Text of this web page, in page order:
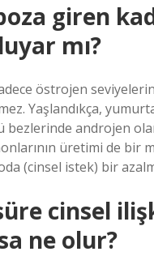
giren
mı?
östrojen
Yaşlandıkça,
bezlerinde androjen
üretimi de bir
(cinsel istek) bir
cinsel
ne olur?